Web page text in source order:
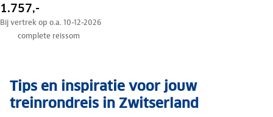
1.757,-
Bij vertrek op o.a. 10-12-2026
complete reissom
Tips en inspiratie voor jouw
treinrondreis in Zwitserland